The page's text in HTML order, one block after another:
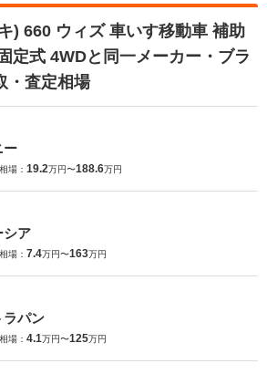
) 660 ウィズ 車いす移動車 補助
定式 4WDと同一メーカー・ブラ
・査定相場
ー
場： 19.2万円〜188.6万円
シア
場： 7.4万円〜163万円
ラパン
場： 4.1万円〜125万円